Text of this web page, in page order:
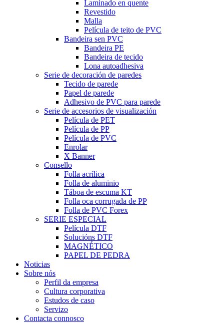
Laminado en quente
Revestido
Malla
Película de teito de PVC
Bandeira sen PVC
Bandeira PE
Bandeira de tecido
Lona autoadhesiva
Serie de decoración de paredes
Tecido de parede
Papel de parede
Adhesivo de PVC para parede
Serie de accesorios de visualización
Película de PET
Película de PP
Película de PVC
Enrolar
X Banner
Consello
Folla acrílica
Folla de aluminio
Táboa de escuma KT
Folla oca corrugada de PP
Folla de PVC Forex
SERIE ESPECIAL
Película DTF
Solucións DTF
MAGNÉTICO
PAPEL DE PEDRA
Noticias
Sobre nós
Perfil da empresa
Cultura corporativa
Estudos de caso
Servizo
Contacta connosco